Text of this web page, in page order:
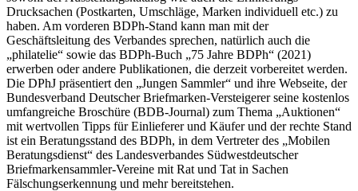
Drucksachen (Postkarten, Umschläge, Marken individuell etc.) zu
haben. Am vorderen BDPh-Stand kann man mit der
Geschäftsleitung des Verbandes sprechen, natürlich auch die
„philatelie“ sowie das BDPh-Buch „75 Jahre BDPh“ (2021)
erwerben oder andere Publikationen, die derzeit vorbereitet werden.
Die DPhJ präsentiert den „Jungen Sammler“ und ihre Webseite, der
Bundesverband Deutscher Briefmarken-Versteigerer seine kostenlos
umfangreiche Broschüre (BDB-Journal) zum Thema „Auktionen“
mit wertvollen Tipps für Einlieferer und Käufer und der rechte Stand
ist ein Beratungsstand des BDPh, in dem Vertreter des „Mobilen
Beratungsdienst“ des Landesverbandes Südwestdeutscher
Briefmarkensammler-Vereine mit Rat und Tat in Sachen
Fälschungserkennung und mehr bereitstehen.